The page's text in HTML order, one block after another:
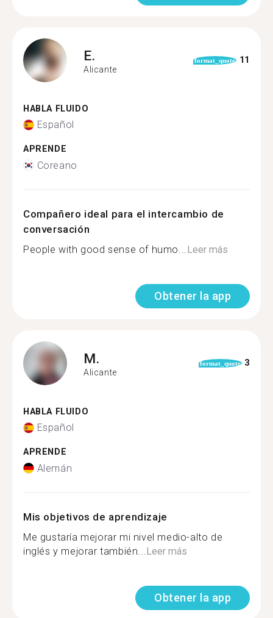
E.
Alicante
format_quote 11
HABLA FLUIDO
Español
APRENDE
Coreano
Compañero ideal para el intercambio de
conversación
People with good sense of humo... Leer más
Obtener la app
M.
Alicante
format_quote 3
HABLA FLUIDO
Español
APRENDE
Alemán
Mis objetivos de aprendizaje
Me gustaría mejorar mi nivel medio-alto de
inglés y mejorar también... Leer más
Obtener la app